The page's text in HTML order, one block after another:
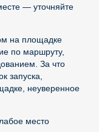
— уточняйте
на площадке
по маршруту,
За что
запуска,
неуверенное
место